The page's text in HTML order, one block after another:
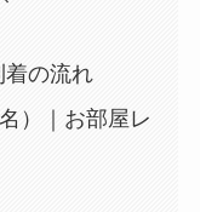
の流れ
）｜お部屋レ